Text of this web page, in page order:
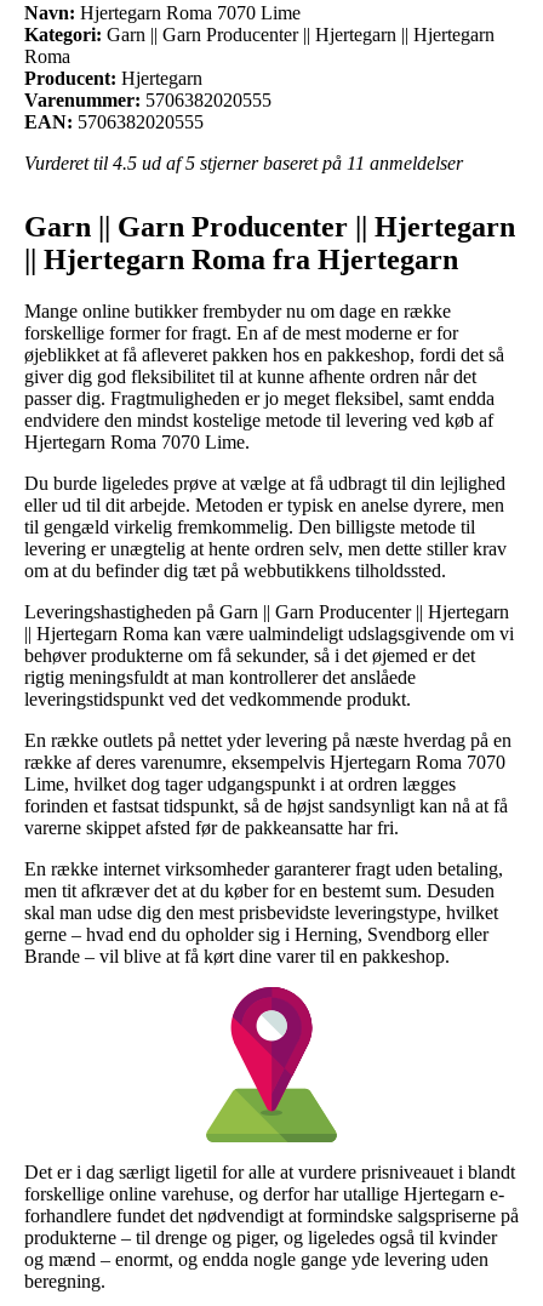
Navn: Hjertegarn Roma 7070 Lime
Kategori: Garn || Garn Producenter || Hjertegarn || Hjertegarn
Roma
Producent: Hjertegarn
Varenummer: 5706382020555
EAN: 5706382020555
Vurderet til 4.5 ud af 5 stjerner baseret på 11 anmeldelser
Garn || Garn Producenter || Hjertegarn
|| Hjertegarn Roma fra Hjertegarn
Mange online butikker frembyder nu om dage en række
forskellige former for fragt. En af de mest moderne er for
øjeblikket at få afleveret pakken hos en pakkeshop, fordi det så
giver dig god fleksibilitet til at kunne afhente ordren når det
passer dig. Fragtmuligheden er jo meget fleksibel, samt endda
endvidere den mindst kostelige metode til levering ved køb af
Hjertegarn Roma 7070 Lime.
Du burde ligeledes prøve at vælge at få udbragt til din lejlighed
eller ud til dit arbejde. Metoden er typisk en anelse dyrere, men
til gengæld virkelig fremkommelig. Den billigste metode til
levering er unægtelig at hente ordren selv, men dette stiller krav
om at du befinder dig tæt på webbutikkens tilholdssted.
Leveringshastigheden på Garn || Garn Producenter || Hjertegarn
|| Hjertegarn Roma kan være ualmindeligt udslagsgivende om vi
behøver produkterne om få sekunder, så i det øjemed er det
rigtig meningsfuldt at man kontrollerer det anslåede
leveringstidspunkt ved det vedkommende produkt.
En række outlets på nettet yder levering på næste hverdag på en
række af deres varenumre, eksempelvis Hjertegarn Roma 7070
Lime, hvilket dog tager udgangspunkt i at ordren lægges
forinden et fastsat tidspunkt, så de højst sandsynligt kan nå at få
varerne skippet afsted før de pakkeansatte har fri.
En række internet virksomheder garanterer fragt uden betaling,
men tit afkræver det at du køber for en bestemt sum. Desuden
skal man udse dig den mest prisbevidste leveringstype, hvilket
gerne – hvad end du opholder sig i Herning, Svendborg eller
Brande – vil blive at få kørt dine varer til en pakkeshop.
Det er i dag særligt ligetil for alle at vurdere prisniveauet i blandt
forskellige online varehuse, og derfor har utallige Hjertegarn e-
forhandlere fundet det nødvendigt at formindske salgspriserne på
produkterne – til drenge og piger, og ligeledes også til kvinder
og mænd – enormt, og endda nogle gange yde levering uden
beregning.